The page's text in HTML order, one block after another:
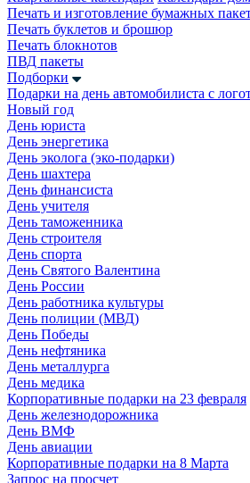
Печать и изготовление бумажных
Печать буклетов и брошюр
Печать блокнотов
ПВД пакеты
Подборки
Подарки на день автомобилиста с
Новый год
День юриста
День энергетика
День эколога (эко-подарки)
День шахтера
День финансиста
День учителя
День таможенника
День строителя
День спорта
День Святого Валентина
День России
День работника культуры
День полиции (МВД)
День Победы
День нефтяника
День металлурга
День медика
Корпоративные подарки на 23 февраля
День железнодорожника
День ВМФ
День авиации
Корпоративные подарки на 8 Марта
Запрос на просчет